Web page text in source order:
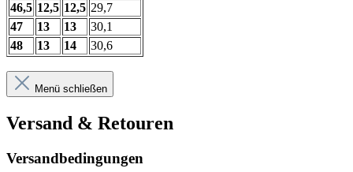
46,5 12,5 12,5 29,7
47
13 13
30,1
48
13 14 30,6
Menü schließen
Versand & Retouren
Versandbedingungen